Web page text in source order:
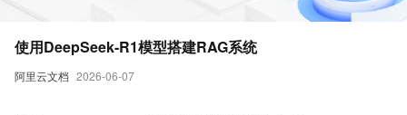
阿里云文档 2026-06-07
使用DeepSeek-R1模型搭建RAG系统